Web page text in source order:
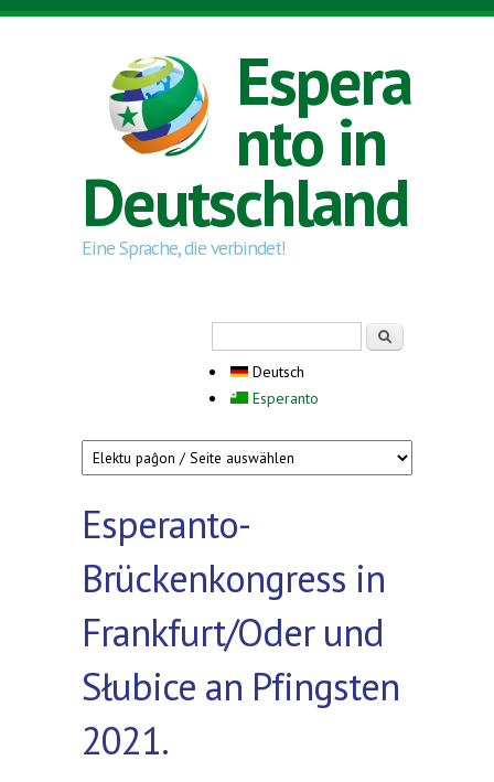
Direkt zum Inhalt
Espera
nto in
Deutschland
Eine Sprache, die verbindet!
Deutsch
Esperanto
Esperanto-
Brückenkongress in
Frankfurt/Oder und
Słubice an Pfingsten
2021.